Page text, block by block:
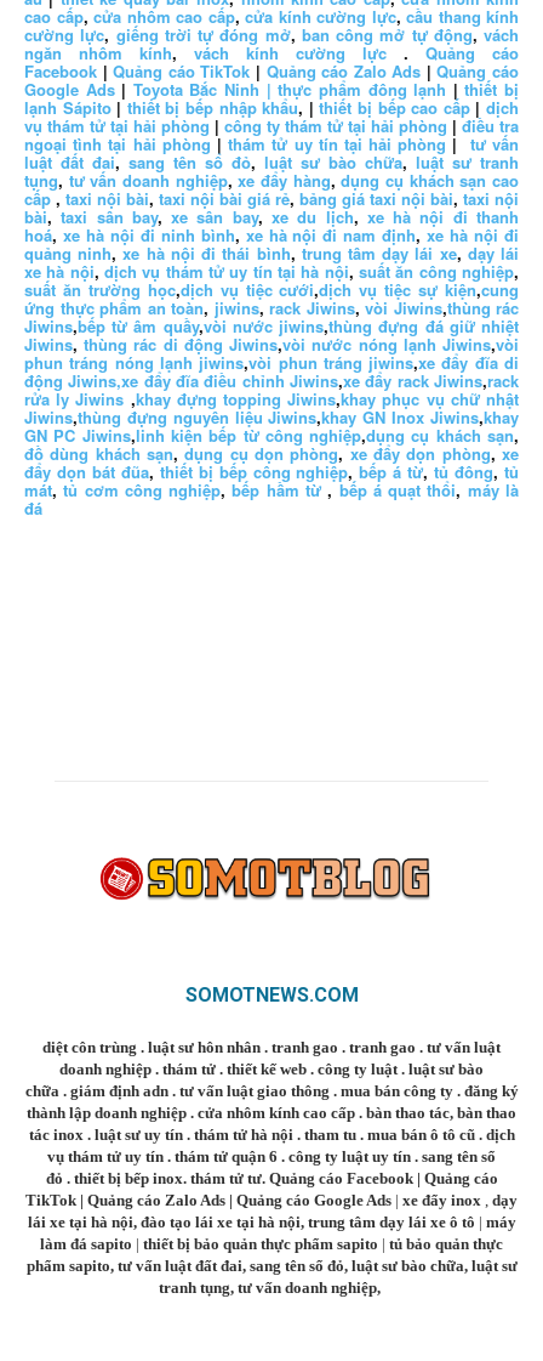
cao cấp, cửa nhôm cao cấp, cửa kính cường lực, cầu thang kính
cường lực, giếng trời tự đóng mở, ban công mở tự động, vách
ngăn nhôm kính, vách kính cường lực .Quảng cáo
Facebook |Quảng cáo TikTok | Quảng cáo Zalo Ads |Quảng cáo
Google Ads| Toyota Bắc Ninh | thực phẩm đông lạnh |thiết bị
lạnh Sápito |thiết bị bếp nhập khẩu, |thiết bị bếp cao cấp|dịch
vụ thám tử tại hải phòng | công ty thám tử tại hải phòng |điều tra
ngoại tình tại hải phòng |thám tử uy tín tại hải phòng | tư vấn
luật đất đai, sang tên sổ đỏ, luật sư bào chữa, luật sư tranh
tụng, tư vấn doanh nghiệp,xe đẩy hàng,dụng cụ khách sạn cao
cấp, taxi nội bài, taxi nội bài giá rẻ, bảng giá taxi nội bài, taxi nội
bài,taxi sân bay,xe sân bay,xe du lịch, xe hà nội đi thanh
hoá, xe hà nội đi ninh bình, xe hà nội đi nam định,xe hà nội đi
quảng ninh,xe hà nội đi thái bình, trung tâm dạy lái xe, dạy lái
xe hà nội,dịch vụ thám tử uy tín tại hà nội,suất ăn công nghiệp,
suất ăn trường học,dịch vụ tiệc cưới,dịch vụ tiệc sự kiện,cung
ứng thực phẩm an toàn, jiwins, rack Jiwins, vòi Jiwins,thùng rác
Jiwins,bếp từ âm quầy,vòi nước jiwins,thùng đựng đá giữ nhiệt
Jiwins,thùng rác di động Jiwins,vòi nước nóng lạnh Jiwins,vòi
phun tráng nóng lạnh jiwins,vòi phun tráng jiwins,xe đẩy đĩa di
động Jiwins,xe đẩy đĩa điều chỉnh Jiwins,xe đẩy rack Jiwins,rack
rửa ly Jiwins ,khay đựng topping Jiwins,khay phục vụ chữ nhật
Jiwins,thùng đựng nguyên liệu Jiwins,khay GN Inox Jiwins,khay
GN PC Jiwins,linh kiện bếp từ công nghiệp,dụng cụ khách sạn,
đồ dùng khách sạn,dụng cụ dọn phòng,xe đẩy dọn phòng,xe
đẩy dọn bát đũa,thiết bị bếp công nghiệp,bếp á từ,tủ đông,tủ
mát,tủ cơm công nghiệp,bếp hầm từ ,bếp á quạt thổi, máy là
đá
SOMOTNEWS.COM
diệt côn trùng . luật sư hôn nhân . tranh gao . tranh gao . tư vấn luật
doanh nghiệp . thám tử . thiết kế web . công ty luật . luật sư bào
chữa . giám định adn. tư vấn luật giao thông . mua bán công ty. đăng ký
thành lập doanh nghiệp . cửa nhôm kính cao cấp . bàn thao tác, bàn thao
tác inox . luật sư uy tín. thám tử hà nội . tham tu. mua bán ô tô cũ. dịch
vụ thám tử uy tín . thám tử quận 6 . công ty luật uy tín . sang tên sổ
đỏ . thiết bị bếp inox. thám tử tư. Quảng cáo Facebook| Quảng cáo
TikTok | Quảng cáo Zalo Ads | Quảng cáo Google Ads | xe đẩy inox
dạy
lái xe tại hà nội, đào tạo lái xe tại hà nội, trung tâm dạy lái xe ô tô | máy
làm đá sapito | thiết bị bảo quản thực phẩm sapito | tủ bảo quản thực
phẩm sapito, tư vấn luật đất đai, sang tên sổ đỏ, luật sư bào chữa, luật sư
tranh tụng, tư vấn doanh nghiệp,